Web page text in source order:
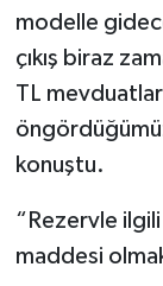
modelle
çıkış biraz
TL
konuştu.
“Rezervle
maddesi